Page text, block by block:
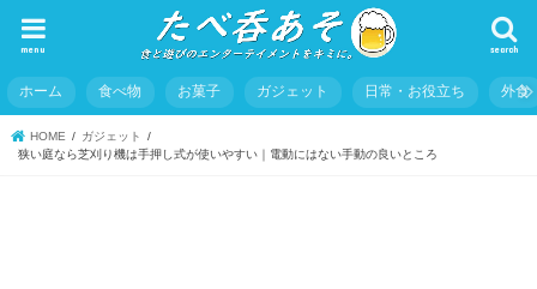
search
menu
ホーム 食べ物 お菓子 ガジェット 日常・お役立ち 外食
HOME
ガジェット
狭い庭なら芝刈り機は手押し式が使いやすい｜電動にはない手動の良いところ